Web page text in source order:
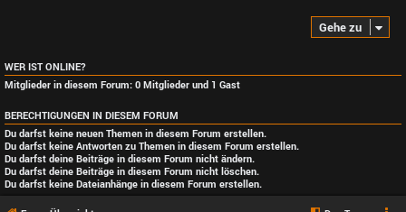
Gehe zu
WER IST ONLINE?
Mitglieder in diesem Forum: 0 Mitglieder und 1 Gast
BERECHTIGUNGEN IN DIESEM FORUM
Du darfst keine neuen Themen in diesem Forum erstellen.
Du darfst keine Antworten zu Themen in diesem Forum erstellen.
Du darfst deine Beiträge in diesem Forum nicht ändern.
Du darfst deine Beiträge in diesem Forum nicht löschen.
Du darfst keine Dateianhänge in diesem Forum erstellen.